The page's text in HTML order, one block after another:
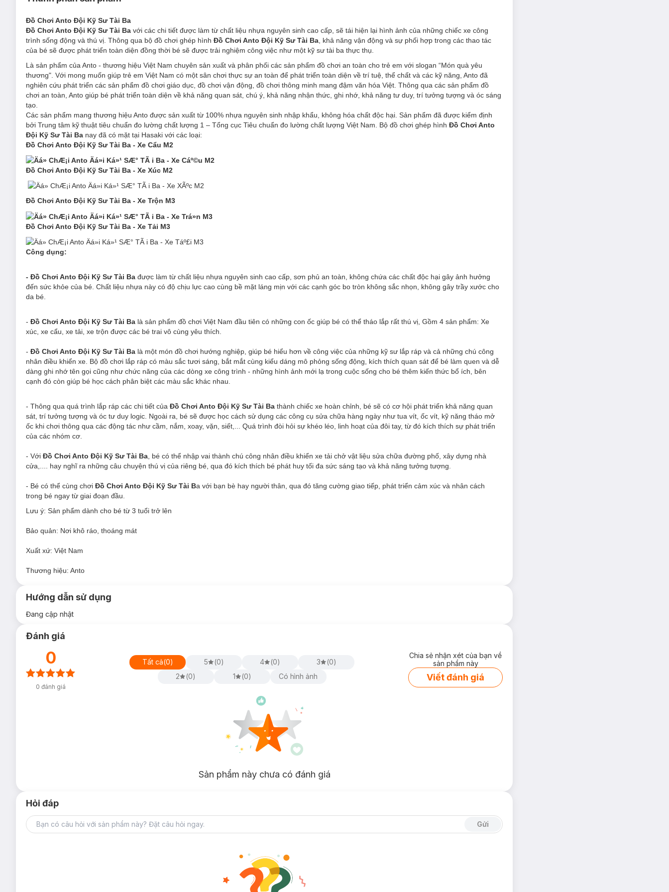
Đồ Chơi Anto Đội Kỹ Sư Tài Ba - Xe Xúc M2
Đồ Chơi Anto Đội Kỹ Sư Tài Ba
Đồ Chơi Anto Đội Kỹ Sư Tài Ba với các chi tiết được làm từ chất liệu nhựa nguyên sinh cao cấp, sẽ tái hiện lại hình ảnh của những chiếc xe công
trình sống động và thú vị. Thông qua bộ đồ chơi ghép hình Đồ Chơi Anto Đội Kỹ Sư Tài Ba , khả năng vận động và sự phối hợp trong các thao tác
của bé sẽ được phát triển toàn diện đồng thời bé sẽ được trải nghiệm công việc như một kỹ sư tài ba thực thụ.
Là sản phẩm của Anto - thương hiệu Việt Nam chuyên sản xuất và phân phối các sản phẩm đồ chơi an toàn cho trẻ em với slogan “Món quà yêu
thương". Với mong muốn giúp trẻ em Việt Nam có một sân chơi thực sự an toàn để phát triển toàn diện về trí tuệ, thể chất và các kỹ năng, Anto đã
nghiên cứu phát triển các sản phẩm đồ chơi giáo dục, đồ chơi vận động, đồ chơi thông minh mang đậm văn hóa Việt. Thông qua các sản phẩm đồ
chơi an toàn, Anto giúp bé phát triển toàn diện về khả năng quan sát, chú ý, khả năng nhận thức, ghi nhớ, khả năng tư duy, trí tưởng tượng và óc sáng
tạo.
Các sản phẩm mang thương hiệu Anto được sản xuất từ 100% nhựa nguyên sinh nhập khẩu, không hóa chất độc hại. Sản phẩm đã được kiểm định
bởi Trung tâm kỹ thuật tiêu chuẩn đo lường chất lượng 1 – Tổng cục Tiêu chuẩn đo lường chất lượng Việt Nam. Bộ đồ chơi ghép hình Đồ Chơi Anto
Đội Kỹ Sư Tài Ba nay đã có mặt tại Hasaki với các loại:
Đồ Chơi Anto Đội Kỹ Sư Tài Ba - Xe Cẩu M2
Đồ Chơi Anto Đội Kỹ Sư Tài Ba - Xe Xúc M2
Đồ Chơi Anto Đội Kỹ Sư Tài Ba - Xe Trộn M3
Đồ Chơi Anto Đội Kỹ Sư Tài Ba - Xe Tải M3
Công dụng:
- Đồ Chơi Anto Đội Kỹ Sư Tài Ba được làm từ chất liệu nhựa nguyên sinh cao cấp, sơn phủ an toàn, không chứa các chất độc hại gây ảnh hưởng
đến sức khỏe của bé. Chất liệu nhựa này có độ chịu lực cao cùng bề mặt láng mịn với các cạnh góc bo tròn không sắc nhọn, không gây trầy xước cho
da bé.
- Đồ Chơi Anto Đội Kỹ Sư Tài Ba là sản phẩm đồ chơi Việt Nam đầu tiên có những con ốc giúp bé có thể tháo lắp rất thú vị, Gồm 4 sản phẩm: Xe
xúc, xe cẩu, xe tải, xe trộn được các bé trai vô cùng yêu thích.
- Đồ Chơi Anto Đội Kỹ Sư Tài Ba là một món đồ chơi hướng nghiệp, giúp bé hiểu hơn về công việc của những kỹ sư lắp ráp và cả những chú công
nhân điều khiển xe. Bộ đồ chơi lắp ráp có màu sắc tươi sáng, bắt mắt cùng kiểu dáng mô phỏng sống động, kích thích quan sát để bé làm quen và dễ
dàng ghi nhớ tên gọi cũng như chức năng của các dòng xe công trình - những hình ảnh mới lạ trong cuộc sống cho bé thêm kiến thức bổ ích, bên
cạnh đó còn giúp bé học cách phân biệt các màu sắc khác nhau.
- Thông qua quá trình lắp ráp các chi tiết của Đồ Chơi Anto Đội Kỹ Sư Tài Ba thành chiếc xe hoàn chỉnh, bé sẽ có cơ hội phát triển khả năng quan
sát, trí tưởng tượng và óc tư duy logic. Ngoài ra, bé sẽ được học cách sử dụng các công cụ sửa chữa hàng ngày như tua vít, ốc vít, kỹ năng tháo mở
ốc khi chơi thông qua các động tác như cầm, nắm, xoay, vặn, siết,... Quá trình đòi hỏi sự khéo léo, linh hoạt của đôi tay, từ đó kích thích sự phát triển
của các nhóm cơ.
- Với Đồ Chơi Anto Đội Kỹ Sư Tài Ba , bé có thể nhập vai thành chú công nhân điều khiển xe tải chở vật liệu sửa chữa đường phố, xây dựng nhà
cửa,.... hay nghĩ ra những câu chuyện thú vị của riêng bé, qua đó kích thích bé phát huy tối đa sức sáng tạo và khả năng tưởng tượng.
- Bé có thể cùng chơi Đồ Chơi Anto Đội Kỹ Sư Tài Ba với bạn bè hay người thân, qua đó tăng cường giao tiếp, phát triển cảm xúc và nhân cách
trong bé ngay từ giai đoạn đầu.
Lưu ý: Sản phẩm dành cho bé từ 3 tuổi trở lên
Bảo quản: Nơi khô ráo, thoáng mát
Xuất xứ: Việt Nam
Thương hiệu: Anto
Hướng dẫn sử dụng
Đang cập nhật
Đánh giá
0
0 đánh giá
Tất cả(0) 5 (0) 4 (0) 3 (0)
2
(0) 1 (0) Có hình ảnh
Chia sẻ nhận xét của bạn về
sản phẩm này
Viết đánh giá
Sản phẩm này chưa có đánh giá
Hỏi đáp
Gửi